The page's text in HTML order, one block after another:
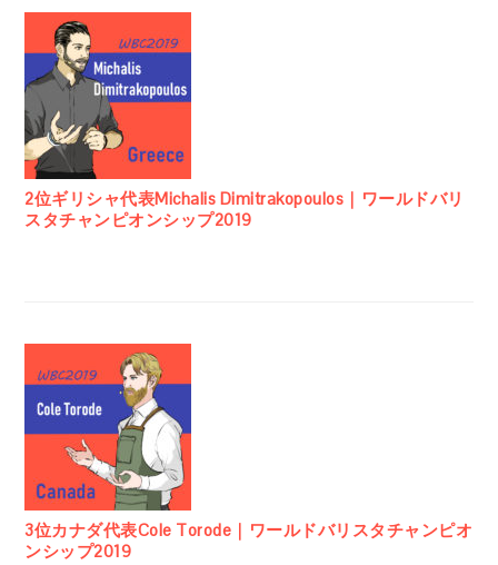
2位ギリシャ代表Michalis Dimitrakopoulos｜ワールドバリ
スタチャンピオンシップ2019
3位カナダ代表Cole Torode｜ワールドバリスタチャンピオ
ンシップ2019